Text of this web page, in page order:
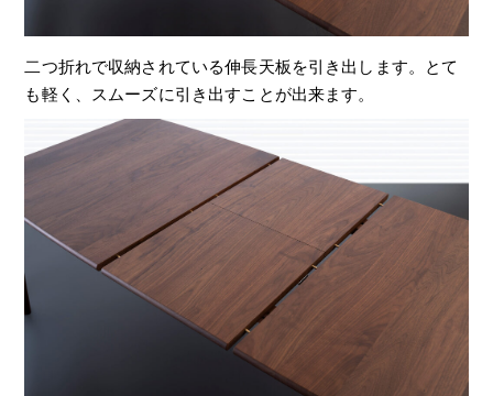
二つ折れで収納されている伸長天板を引き出します。とて
も軽く、スムーズに引き出すことが出来ます。